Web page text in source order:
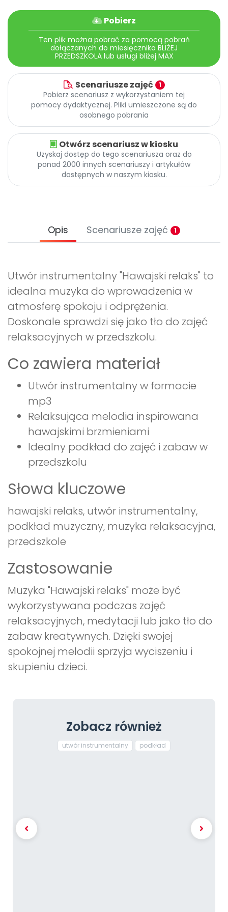
Pomoc
Pobierz
Ten plik można pobrać za pomocą pobrań
dołączanych do miesięcznika BLIŻEJ
PRZEDSZKOLA lub usługi bliżej MAX
Scenariusze zajęć 1
Pobierz scenariusz z wykorzystaniem tej
pomocy dydaktycznej. Pliki umieszczone są do
osobnego pobrania
Otwórz scenariusz w kiosku
Uzyskaj dostęp do tego scenariusza oraz do
ponad 2000 innych scenariuszy i artykułów
dostępnych w naszym kiosku.
Opis Scenariusze zajęć 1
Utwór instrumentalny "Hawajski relaks" to
idealna muzyka do wprowadzenia w
atmosferę spokoju i odprężenia.
Doskonale sprawdzi się jako tło do zajęć
relaksacyjnych w przedszkolu.
Co zawiera materiał
Utwór instrumentalny w formacie
mp3
Relaksująca melodia inspirowana
hawajskimi brzmieniami
Idealny podkład do zajęć i zabaw w
przedszkolu
Słowa kluczowe
hawajski relaks, utwór instrumentalny,
podkład muzyczny, muzyka relaksacyjna,
przedszkole
Zastosowanie
Muzyka "Hawajski relaks" może być
wykorzystywana podczas zajęć
relaksacyjnych, medytacji lub jako tło do
zabaw kreatywnych. Dzięki swojej
spokojnej melodii sprzyja wyciszeniu i
skupieniu dzieci.
Zobacz również
utwór instrumentalny podkład